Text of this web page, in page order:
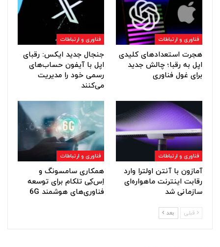
فناوری و ارتباطات
هجرت استعدادهای کلیدی
اپل به رقبا؛ چالش جدید
برای غول فناوری
فناوری و ارتباطات
جنجال جدید ایکس: رقبای
اپل با آیفون حساب‌های
رسمی خود را مدیریت
می‌کنند
فناوری و ارتباطات
آمازون با آنتن اولترا وارد
رقابت اینترنت ماهواره‌ای
سازمانی شد
فناوری و ارتباطات
همکاری سامسونگ و
اِس‌کِی تلکام برای توسعه
فناوری‌های هوشمند 6G
قبلی بعد